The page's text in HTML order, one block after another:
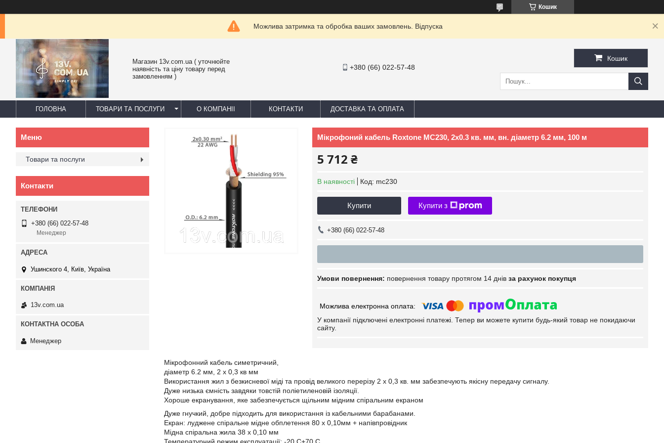
Кошик
Можлива затримка та обробка ваших замовлень. Відпуска
Магазин 13v.com.ua ( уточнюйте
наявність та ціну товару перед
замовленням )
+380 (66) 022-57-48
Кошик
ГОЛОВНА ТОВАРИ ТА ПОСЛУГИ О КОМПАНІІ КОНТАКТИ ДОСТАВКА ТА ОПЛАТА
Мікрофоний кабель Roxtone MC230, 2х0.3 кв. мм, вн. діаметр 6.2 мм, 100 м
5 712 ₴
В наявності Код: mc230
Купити Купити з
+380 (66) 022-57-48
повернення товару протягом 14 днів за рахунок покупця
У компанії підключені електронні платежі. Тепер ви можете купити будь-який товар не покидаючи
сайту.
Мікрофонний кабель симетричний,
діаметр 6.2 мм, 2 x 0,3 кв мм
Використання жил з безкисневої міді та провід великого перерізу 2 x 0,3 кв. мм забезпечують якісну передачу сигналу.
Дуже низька ємність завдяки товстій поліетиленовій ізоляції.
Хороше екранування, яке забезпечується щільним мідним спіральним екраном
Дуже гнучкий, добре підходить для використання із кабельними барабанами.
Екран: луджене спіральне мідне обплетення 80 x 0,10мм + напівпровідник
Мідна спіральна жила 38 x 0,10 мм
Товари та послуги
Контакти
+380 (66) 022-57-48
Менеджер
Ушинского 4, Київ, Україна
13v.com.ua
Менеджер